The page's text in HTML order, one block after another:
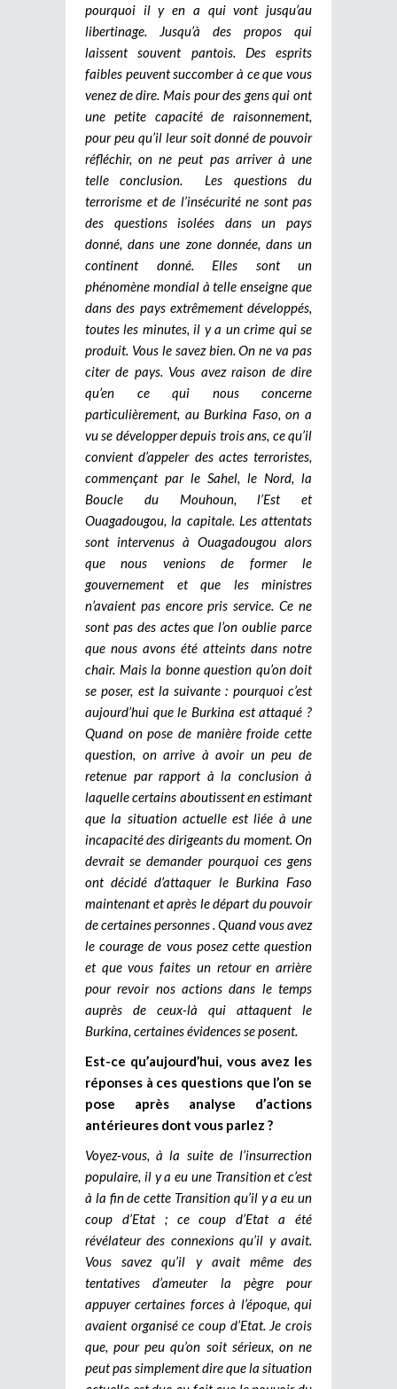
pourquoi il y en a qui vont jusqu’au
libertinage. Jusqu’à des propos qui
laissent souvent pantois. Des esprits
faibles peuvent succomber à ce que vous
venez de dire. Mais pour des gens qui ont
une petite capacité de raisonnement,
pour peu qu’il leur soit donné de pouvoir
réfléchir, on ne peut pas arriver à une
telle conclusion. Les questions du
terrorisme et de l’insécurité ne sont pas
des questions isolées dans un pays
donné, dans une zone donnée, dans un
continent donné. Elles sont un
phénomène mondial à telle enseigne que
dans des pays extrêmement développés,
toutes les minutes, il y a un crime qui se
produit. Vous le savez bien. On ne va pas
citer de pays. Vous avez raison de dire
qu’en ce qui nous concerne
particulièrement, au Burkina Faso, on a
vu se développer depuis trois ans, ce qu’il
convient d’appeler des actes terroristes,
commençant par le Sahel, le Nord, la
Boucle du Mouhoun, l’Est et
Ouagadougou, la capitale. Les attentats
sont intervenus à Ouagadougou alors
que nous venions de former le
gouvernement et que les ministres
n’avaient pas encore pris service. Ce ne
sont pas des actes que l’on oublie parce
que nous avons été atteints dans notre
chair. Mais la bonne question qu’on doit
se poser, est la suivante : pourquoi c’est
aujourd’hui que le Burkina est attaqué ?
Quand on pose de manière froide cette
question, on arrive à avoir un peu de
retenue par rapport à la conclusion à
laquelle certains aboutissent en estimant
que la situation actuelle est liée à une
incapacité des dirigeants du moment. On
devrait se demander pourquoi ces gens
ont décidé d’attaquer le Burkina Faso
maintenant et après le départ du pouvoir
de certaines personnes . Quand vous avez
le courage de vous posez cette question
et que vous faites un retour en arrière
pour revoir nos actions dans le temps
auprès de ceux-là qui attaquent le
Burkina, certaines évidences se posent.
Est-ce qu’aujourd’hui, vous avez les
réponses à ces questions que l’on se
pose après analyse d’actions
antérieures dont vous parlez ?
Voyez-vous, à la suite de l’insurrection
populaire, il y a eu une Transition et c’est
à la fin de cette Transition qu’il y a eu un
coup d’Etat ; ce coup d’Etat a été
révélateur des connexions qu’il y avait.
Vous savez qu’il y avait même des
tentatives d’ameuter la pègre pour
appuyer certaines forces à l’époque, qui
avaient organisé ce coup d’Etat. Je crois
que, pour peu qu’on soit sérieux, on ne
peut pas simplement dire que la situation